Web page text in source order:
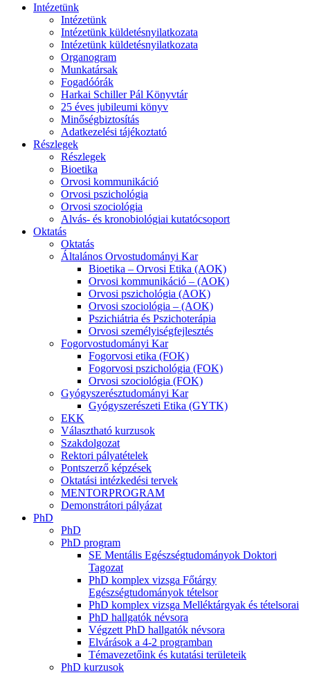
Intézetünk
Intézetünk
Intézetünk küldetésnyilatkozata
Intézetünk küldetésnyilatkozata
Organogram
Munkatársak
Fogadóórák
Harkai Schiller Pál Könyvtár
25 éves jubileumi könyv
Minőségbiztosítás
Adatkezelési tájékoztató
Részlegek
Részlegek
Bioetika
Orvosi kommunikáció
Orvosi pszichológia
Orvosi szociológia
Alvás- és kronobiológiai kutatócsoport
Oktatás
Oktatás
Általános Orvostudományi Kar
Bioetika – Orvosi Etika (AOK)
Orvosi kommunikáció – (AOK)
Orvosi pszichológia (AOK)
Orvosi szociológia – (AOK)
Pszichiátria és Pszichoterápia
Orvosi személyiségfejlesztés
Fogorvostudományi Kar
Fogorvosi etika (FOK)
Fogorvosi pszichológia (FOK)
Orvosi szociológia (FOK)
Gyógyszerésztudományi Kar
Gyógyszerészeti Etika (GYTK)
EKK
Választható kurzusok
Szakdolgozat
Rektori pályatételek
Pontszerző képzések
Oktatási intézkedési tervek
MENTORPROGRAM
Demonstrátori pályázat
PhD
PhD
PhD program
SE Mentális Egészségtudományok Doktori
Tagozat
PhD komplex vizsga Főtárgy
Egészségtudományok tételsor
PhD komplex vizsga Melléktárgyak és tételsorai
PhD hallgatók névsora
Végzett PhD hallgatók névsora
Elvárások a 4-2 programban
Témavezetőink és kutatási területeik
PhD kurzusok